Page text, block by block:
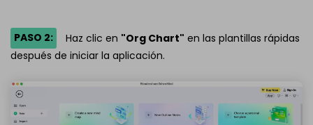
PASO 2: Haz clic en "Org Chart" en las plantillas rápidas
después de iniciar la aplicación.